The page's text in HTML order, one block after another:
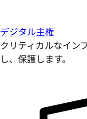
デジタル主権
クリティカルなイン
し、保護します。